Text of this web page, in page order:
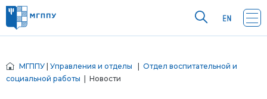
МГППУ Управления и отделы
Отдел воспитательной и
социальной работы | Новости